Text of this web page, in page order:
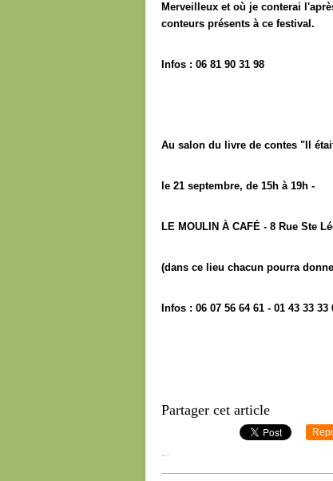
Merveilleux et où je conterai
conteurs présents à ce festival.
Infos : 06 81 90 31 98
Au salon du livre de contes "Il
le 21 septembre, de 15h à 19h -
LE MOULIN À CAFÉ - 8 Rue Ste
(dans ce lieu chacun pourra
Infos : 06 07 56 64 61 - 01 43 33 33
Partager cet article